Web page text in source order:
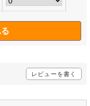
レビューを書く